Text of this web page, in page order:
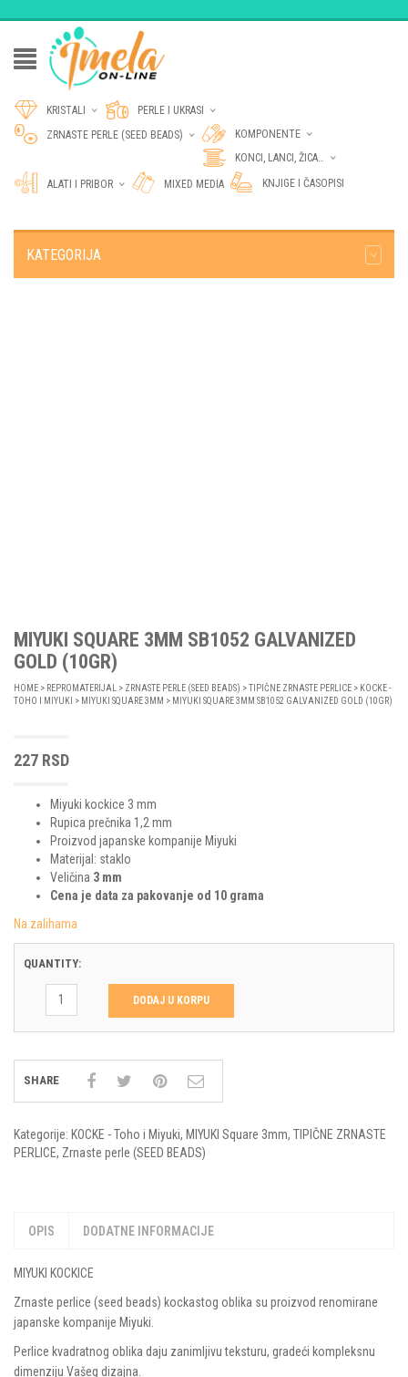
KRISTALI
PERLE I UKRASI
ZRNASTE PERLE (SEED BEADS)
KOMPONENTE
KONCI, LANCI, ŽICA…
ALATI I PRIBOR MIXED MEDIA KNJIGE I ČASOPISI
KATEGORIJA
MIYUKI SQUARE 3MM SB1052 GALVANIZED
GOLD (10GR)
HOME > REPROMATERIJAL > ZRNASTE PERLE (SEED BEADS) >TIPIČNE ZRNASTE PERLICE > KOCKE -
TOHO I MIYUKI > MIYUKI SQUARE 3MM > MIYUKI SQUARE 3MM SB1052 GALVANIZED GOLD (10GR)
227 RSD
Miyuki kockice 3 mm
Rupica prečnika 1,2 mm
Proizvod japanske kompanije Miyuki
Materijal: staklo
Veličina 3 mm
Cena je data za pakovanje od 10 grama
Na zalihama
QUANTITY:
DODAJ U KORPU
SHARE
Kategorije: KOCKE - Toho i Miyuki, MIYUKI Square 3mm, TIPIČNE ZRNASTE
PERLICE, Zrnaste perle (SEED BEADS)
OPIS DODATNE INFORMACIJE
MIYUKI KOCKICE
Zrnaste perlice (seed beads) kockastog oblika su proizvod renomirane
japanske kompanije Miyuki.
Perlice kvadratnog oblika daju zanimljivu teksturu, gradeći kompleksnu
dimenziju Vašeg dizajna.